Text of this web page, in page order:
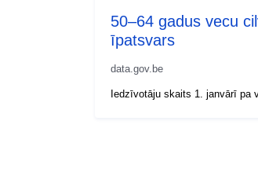
50–64 gadus vecu
īpatsvars
data.gov.be
Iedzīvotāju skaits 1. janvārī pa